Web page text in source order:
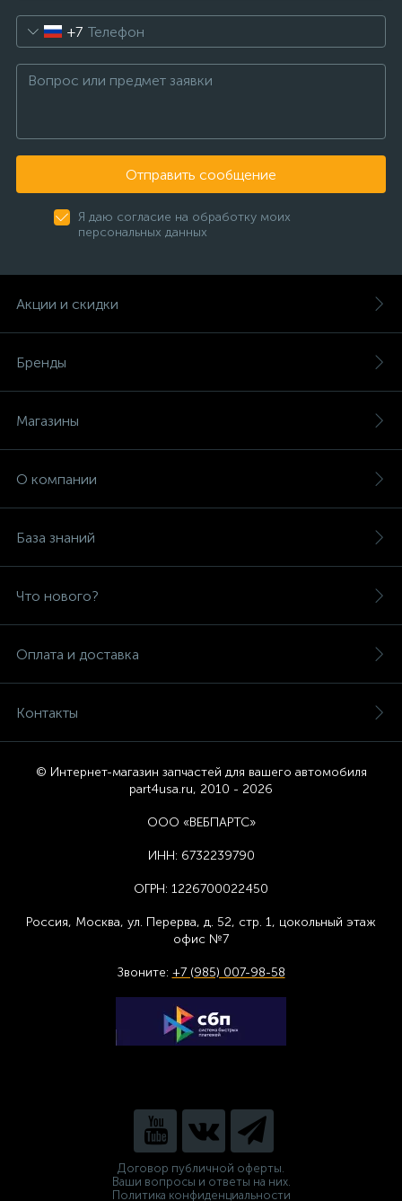
+7
Отправить сообщение
Я даю согласие на обработку моих
персональных данных
Акции и скидки
Бренды
Магазины
О компании
База знаний
Что нового?
Оплата и доставка
Контакты
© Интернет-магазин запчастей для вашего автомобиля
part4usa.ru, 2010 - 2026
ООО «ВЕБПАРТС»
ИНН: 6732239790
ОГРН: 1226700022450
Россия, Москва, ул. Перерва, д. 52, стр. 1, цокольный этаж
офис №7
Звоните: +7 (985) 007-98-58
Договор публичной оферты.
Ваши вопросы и ответы на них.
Политика конфиденциальности